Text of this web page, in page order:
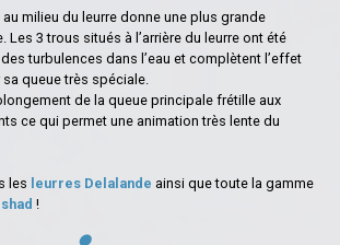
au milieu du leurre donne une plus grande
Les 3 trous situés à l’arrière du leurre ont été
turbulences dans l’eau et complètent l’effet
queue très spéciale.
de la queue principale frétille aux
ce qui permet une animation très lente du
les leurres Delalande ainsi que toute la gamme
!